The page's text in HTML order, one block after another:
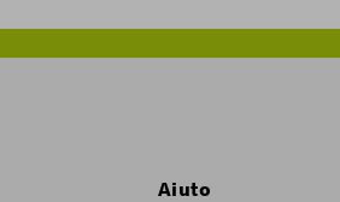
Aiuto